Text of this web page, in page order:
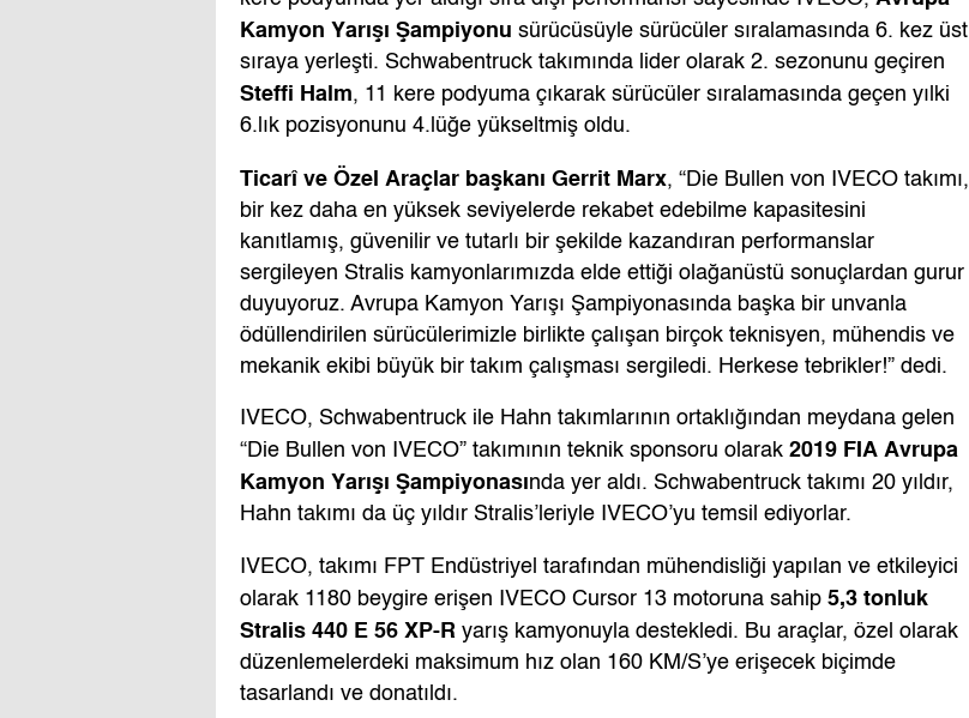
Kamyon Yarışı Şampiyonu sürücüsüyle sürücüler sıralamasında 6. kez üst
sıraya yerleşti. Schwabentruck takımında lider olarak 2. sezonunu geçiren
Steffi Halm, 11 kere podyuma çıkarak sürücüler sıralamasında geçen yılki
6.lık pozisyonunu 4.lüğe yükseltmiş oldu.
Ticarî ve Özel Araçlar başkanı Gerrit Marx, “Die Bullen von IVECO takımı,
bir kez daha en yüksek seviyelerde rekabet edebilme kapasitesini
kanıtlamış, güvenilir ve tutarlı bir şekilde kazandıran performanslar
sergileyen Stralis kamyonlarımızda elde ettiği olağanüstü sonuçlardan gurur
duyuyoruz. Avrupa Kamyon Yarışı Şampiyonasında başka bir unvanla
ödüllendirilen sürücülerimizle birlikte çalışan birçok teknisyen, mühendis ve
mekanik ekibi büyük bir takım çalışması sergiledi. Herkese tebrikler!” dedi.
IVECO, Schwabentruck ile Hahn takımlarının ortaklığından meydana gelen
“Die Bullen von IVECO” takımının teknik sponsoru olarak 2019 FIA Avrupa
Kamyon Yarışı Şampiyonasında yer aldı. Schwabentruck takımı 20 yıldır,
Hahn takımı da üç yıldır Stralis’leriyle IVECO’yu temsil ediyorlar.
IVECO, takımı FPT Endüstriyel tarafından mühendisliği yapılan ve etkileyici
olarak 1180 beygire erişen IVECO Cursor 13 motoruna sahip 5,3 tonluk
Stralis 440 E 56 XP-R yarış kamyonuyla destekledi. Bu araçlar, özel olarak
düzenlemelerdeki maksimum hız olan 160 KM/S’ye erişecek biçimde
tasarlandı ve donatıldı.